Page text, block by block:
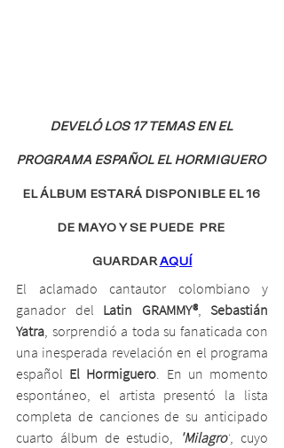
DEVELÓ LOS 17 TEMAS EN EL
PROGRAMA ESPAÑOL EL HORMIGUERO
EL ÁLBUM ESTARÁ DISPONIBLE EL 16
DE MAYO Y SE PUEDE  PRE
GUARDAR AQUÍ
El aclamado cantautor colombiano y
ganador del Latin GRAMMY®, Sebastián
Yatra, sorprendió a toda su fanaticada con
una inesperada revelación en el programa
español El Hormiguero. En un momento
espontáneo, el artista presentó la lista
completa de canciones de su anticipado
cuarto álbum de estudio, 'Milagro', cuyo